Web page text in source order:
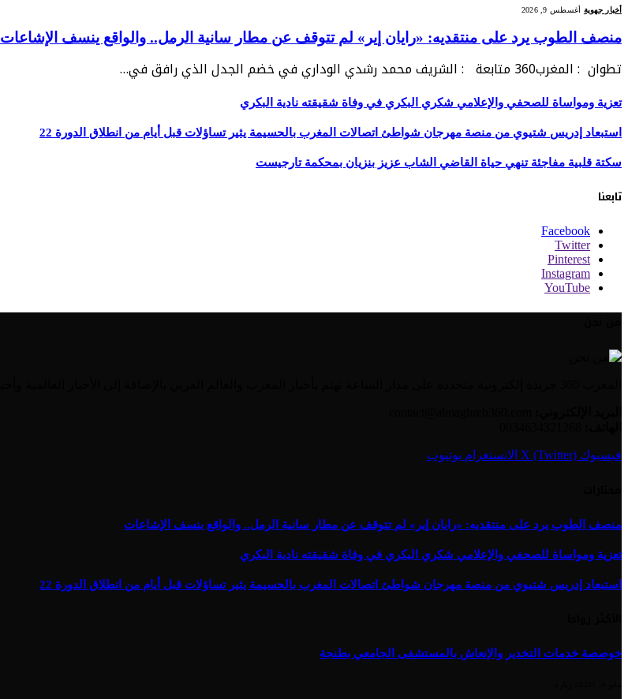
أخبار جهوية أغسطس 9, 2026
منصف الطوب يرد على منتقديه: «رايان إير» لم تتوقف عن مطار سانية الرمل.. والواقع ينسف الإشاعات
تطوان : المغرب360 متابعة : الشريف محمد رشدي الوداري في خضم الجدل الذي رافق في…
تعزية ومواساة للصحفي والإعلامي شكري البكري في وفاة شقيقته نادية البكري
استبعاد إدريس شتيوي من منصة مهرجان شواطئ اتصالات المغرب بالحسيمة يثير تساؤلات قبل أيام من انطلاق الدورة 22
سكتة قلبية مفاجئة تنهي حياة القاضي الشاب عزيز بنزيان بمحكمة تارجيست
تابعنا
Facebook
Twitter
Pinterest
Instagram
YouTube
فيسبوك X (Twitter) الانستغرام يوتيوب
منصف الطوب يرد على منتقديه: «رايان إير» لم تتوقف عن مطار سانية الرمل.. والواقع ينسف الإشاعات
تعزية ومواساة للصحفي والإعلامي شكري البكري في وفاة شقيقته نادية البكري
استبعاد إدريس شتيوي من منصة مهرجان شواطئ اتصالات المغرب بالحسيمة يثير تساؤلات قبل أيام من انطلاق الدورة 22
خوصصة خدمات التخدير والإنعاش بالمستشفى الجامعي بطنجة